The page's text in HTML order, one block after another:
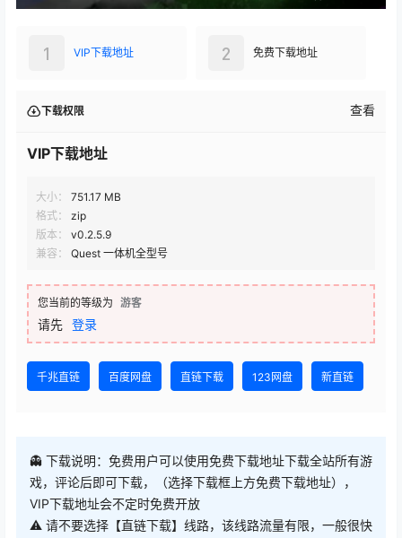
VIP下载地址
1 免费下载地址
2
下载权限 查看
VIP下载地址
大小：
751.17 MB
格式：
zip
版本：
v0.2.5.9
兼容：
Quest 一体机全型号
您当前的等级为 游客
请先 登录
千兆直链 百度网盘 直链下载 123网盘 新直链
👻 下载说明：免费用户可以使用免费下载地址下载全站所有游
戏，评论后即可下载，（选择下载框上方免费下载地址），
VIP下载地址会不定时免费开放
⚠ 请不要选择【直链下载】线路，该线路流量有限，一般很快